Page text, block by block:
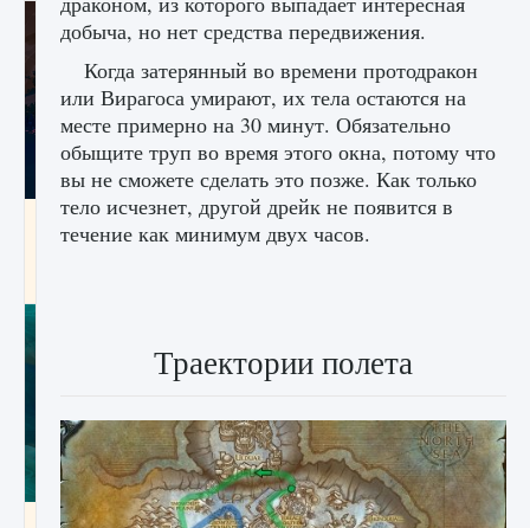
Как разблокировать заклинание Крист в
Creatures of Ava
добыча, но нет средства передвижения.
Когда затерянный во времени протодракон
или Вирагоса умирают, их тела остаются на
месте примерно на 30 минут. Обязательно
обыщите труп во время этого окна, потому что
вы не сможете сделать это позже. Как только
тело исчезнет, ​​другой дрейк не появится в
течение как минимум двух часов.
Траектории полета